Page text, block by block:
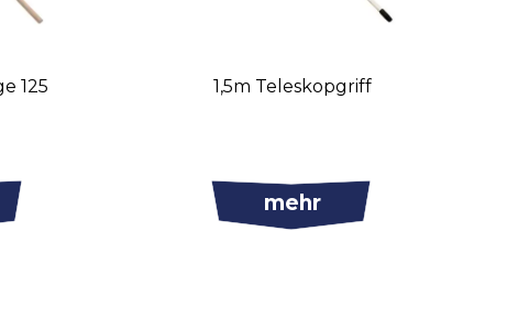
125 1,5m Teleskopgriff
mehr